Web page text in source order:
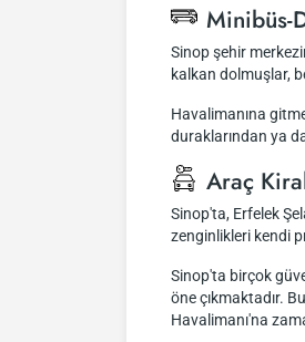
Minibüs-
Sinop şehir
kalkan dolmuşlar,
Havalimanına
duraklarından ya
Araç
Sinop'ta, Erfelek
zenginlikleri kendi
Sinop'ta birçok
öne çıkmaktadır.
Havalimanı'na